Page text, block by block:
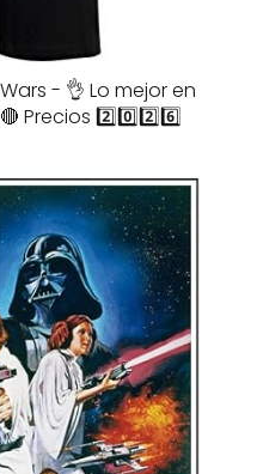
- 👌 Lo mejor en
Precios 2️⃣0️⃣2️⃣6️⃣